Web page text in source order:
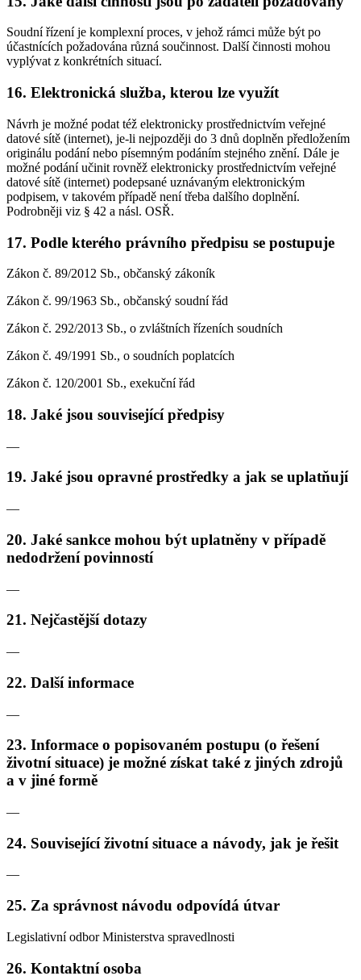
Soudní řízení je komplexní proces, v jehož rámci může být po
účastnících požadována různá součinnost. Další činnosti mohou
vyplývat z konkrétních situací.
16. Elektronická služba, kterou lze využít
Návrh je možné podat též elektronicky prostřednictvím veřejné
datové sítě (internet), je-li nejpozději do 3 dnů doplněn předložením
originálu podání nebo písemným podáním stejného znění. Dále je
možné podání učinit rovněž elektronicky prostřednictvím veřejné
datové sítě (internet) podepsané uznávaným elektronickým
podpisem, v takovém případě není třeba dalšího doplnění.
Podrobněji viz § 42 a násl. OSŘ.
17. Podle kterého právního předpisu se postupuje
Zákon č. 89/2012 Sb., občanský zákoník
Zákon č. 99/1963 Sb., občanský soudní řád
Zákon č. 292/2013 Sb., o zvláštních řízeních soudních
Zákon č. 49/1991 Sb., o soudních poplatcích
Zákon č. 120/2001 Sb., exekuční řád
18. Jaké jsou související předpisy
—
19. Jaké jsou opravné prostředky a jak se uplatňují
—
20. Jaké sankce mohou být uplatněny v případě
nedodržení povinností
—
21. Nejčastější dotazy
—
22. Další informace
—
23. Informace o popisovaném postupu (o řešení
životní situace) je možné získat také z jiných zdrojů
a v jiné formě
—
24. Související životní situace a návody, jak je řešit
—
25. Za správnost návodu odpovídá útvar
Legislativní odbor Ministerstva spravedlnosti
26. Kontaktní osoba